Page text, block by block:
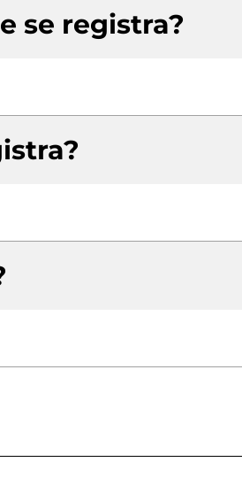
se registra?